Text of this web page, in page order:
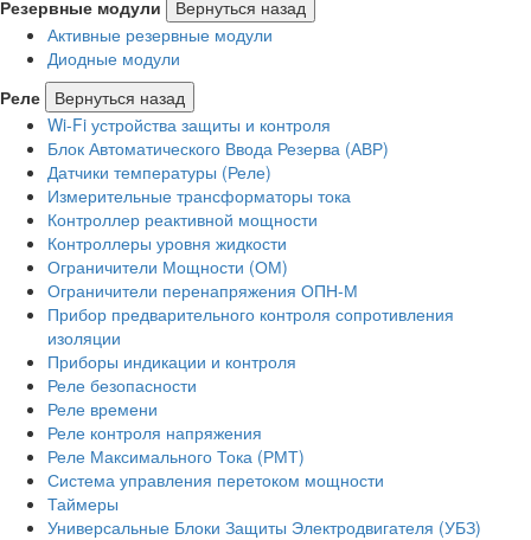
Резервные модули
Вернуться назад
Активные резервные модули
Диодные модули
Реле
Вернуться назад
Wi-Fi устройства защиты и контроля
Блок Автоматического Ввода Резерва (АВР)
Датчики температуры (Реле)
Измерительные трансформаторы тока
Контроллер реактивной мощности
Контроллеры уровня жидкости
Ограничители Мощности (ОМ)
Ограничители перенапряжения ОПН-М
Прибор предварительного контроля сопротивления
изоляции
Приборы индикации и контроля
Реле безопасности
Реле времени
Реле контроля напряжения
Реле Максимального Тока (РМТ)
Система управления перетоком мощности
Таймеры
Универсальные Блоки Защиты Электродвигателя (УБЗ)